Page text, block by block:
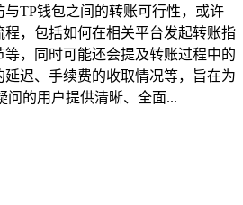
TP钱包之间的转账可行性，或许
，包括如何在相关平台发起转账指
，同时可能还会提及转账过程中的
迟、手续费的收取情况等，旨在为
问的用户提供清晰、全面...